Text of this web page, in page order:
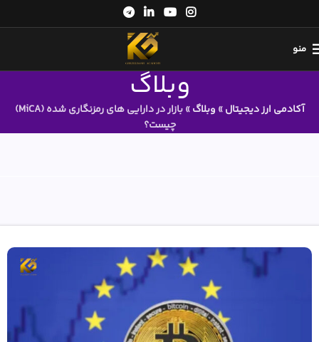
منو
وبلاگ
آکادمی ارز دیجیتال» وبلاگ»
بازار در دارایی های رمزنگاری شده (MiCA)
چیست؟